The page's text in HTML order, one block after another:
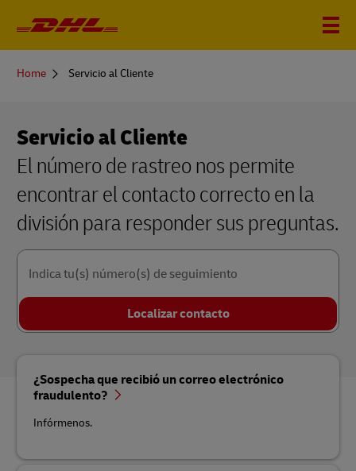
You
Home Servicio al Cliente
Servicio al Cliente
El número de rastreo nos permite
encontrar el contacto correcto en la
división para responder sus preguntas.
Indica tu(s) número(s) de seguimiento
Localizar contacto
¿Sospecha que recibió un correo electrónico
fraudulento?
Infórmenos.